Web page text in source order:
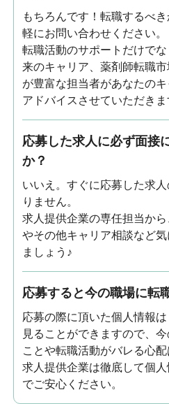
もちろんです！転職するべ
軽にお問い合わせください。
転職活動のサポートだけで
来のキャリア、薬剤師転職
が豊富な担当者があなたの
アドバイスさせていただきま
応募した求人に必ず面接
か？
いいえ。すぐに応募した求
りません。
求人提供企業の専任担当か
やその他キャリア相談など
ましょう♪
応募すると今の職場に転
応募の際に頂いた個人情報
見ることができますので、
ことや転職活動がバレる心配
求人提供企業は徹底して個
でご安心ください。